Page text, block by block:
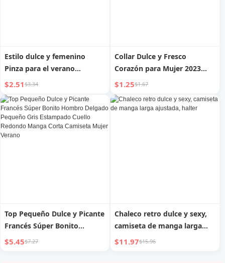
Estilo dulce y femenino
Pinza para el verano
Elegante 2025 Nueva llegada
Clip de tiburón mediano
para la parte trasera de la
cabeza Refinadas y
elegantes pasadores
$2.51$3.34
Collar Dulce y Fresco
Corazón para Mujer 2023
Nueva Llegada Moderno
Doble Capa Doble Elegante
Estilo Nicho Cadena de
$1.25$1.67
Top Pequeño Dulce y Picante
Francés Súper Bonito
Hombro Delgado Pequeño
$5.45$7.27
Chaleco retro dulce y sexy,
camiseta de manga larga
ajustada, halter
$11.97$15.96